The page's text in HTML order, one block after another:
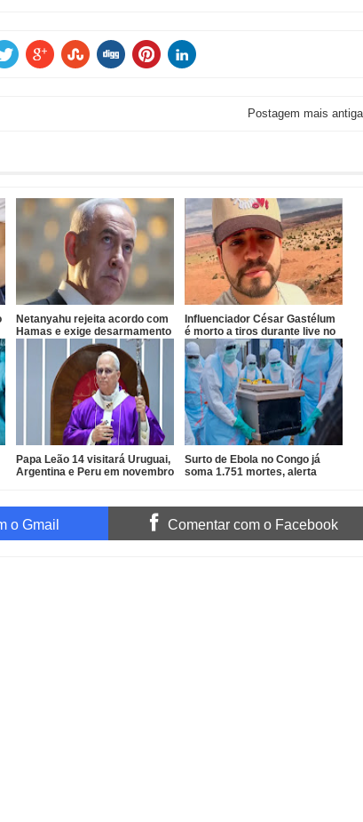
Postagem mais antiga
Netanyahu rejeita acordo com
Hamas e exige desarmamento
antes de retirada
Influenciador César Gastélum
é morto a tiros durante live no
México
Papa Leão 14 visitará Uruguai,
Argentina e Peru em novembro
Surto de Ebola no Congo já
soma 1.751 mortes, alerta
o Gmail Comentar com o Facebook